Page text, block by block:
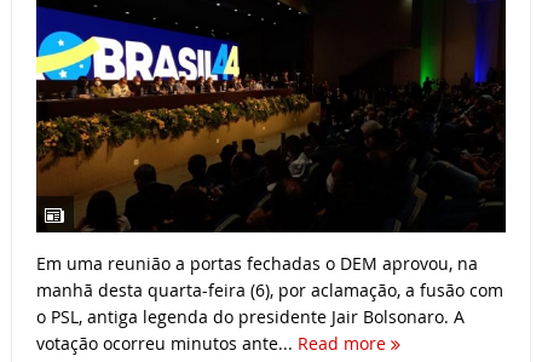
Em uma reunião a portas fechadas o DEM aprovou, na
manhã desta quarta-feira (6), por aclamação, a fusão com
o PSL, antiga legenda do presidente Jair Bolsonaro. A
votação ocorreu minutos ante... Read more